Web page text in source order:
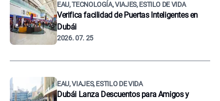
EAU, TECNOLOGÍA, VIAJES, ESTILO DE VIDA
Verifica facilidad de Puertas Inteligentes en
Dubái
2026. 07. 25
EAU, VIAJES, ESTILO DE VIDA
Dubái Lanza Descuentos para Amigos y